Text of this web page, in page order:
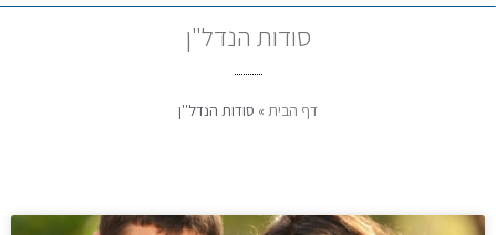
סודות הנדל"ן
דף הבית » סודות הנדל''ן